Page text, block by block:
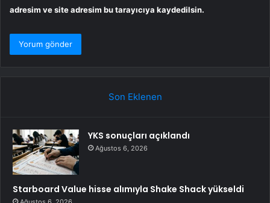
adresim ve site adresim bu tarayıcıya kaydedilsin.
Son Eklenen
YKS sonuçları açıklandı
Ağustos 6, 2026
Starboard Value hisse alımıyla Shake Shack yükseldi